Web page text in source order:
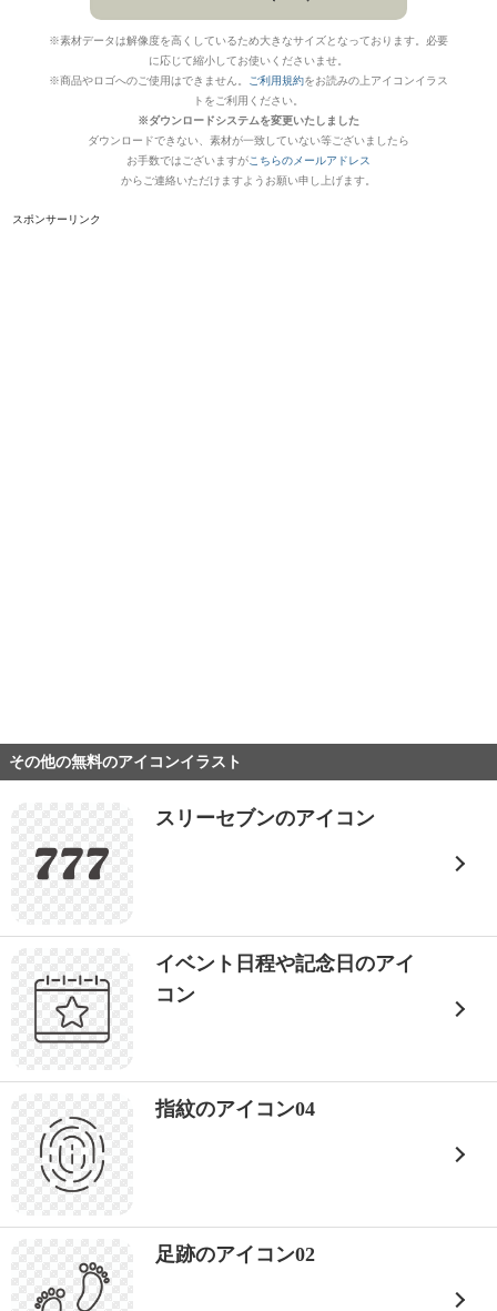
※素材データは解像度を高くしているため大きなサイズとなっております。必要
に応じて縮小してお使いくださいませ。
※商品やロゴへのご使用はできません。
ご利用規約をお読みの上アイコンイラス
トをご利用ください。
※ダウンロードシステムを変更いたしました
ダウンロードできない、素材が一致していない等ございましたら
お手数ではございますがこちらのメールアドレス
からご連絡いただけますようお願い申し上げます。
スポンサーリンク
その他の無料のアイコンイラスト
スリーセブンのアイコン
イベント日程や記念日のアイ
コン
指紋のアイコン04
足跡のアイコン02